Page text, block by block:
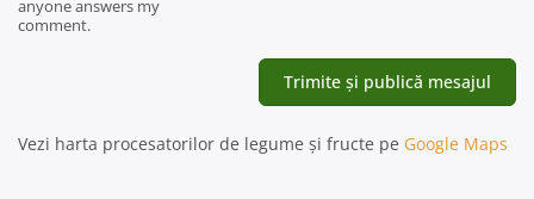
anyone answers my
comment.
Vezi harta procesatorilor de legume și fructe pe Google Maps